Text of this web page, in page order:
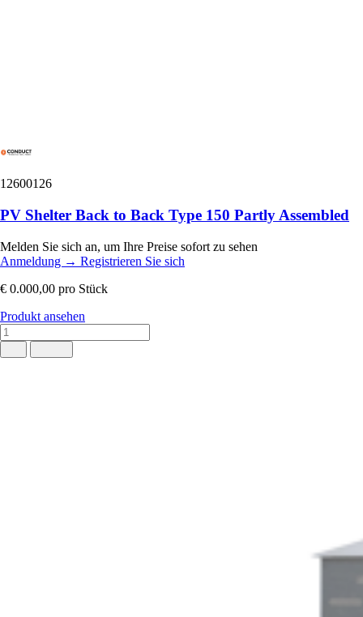
12600126
PV Shelter Back to Back Type 150 Partly Assembled
Melden Sie sich an, um Ihre Preise sofort zu sehen
Anmeldung → Registrieren Sie sich
€ 0.000,00 pro Stück
Produkt ansehen